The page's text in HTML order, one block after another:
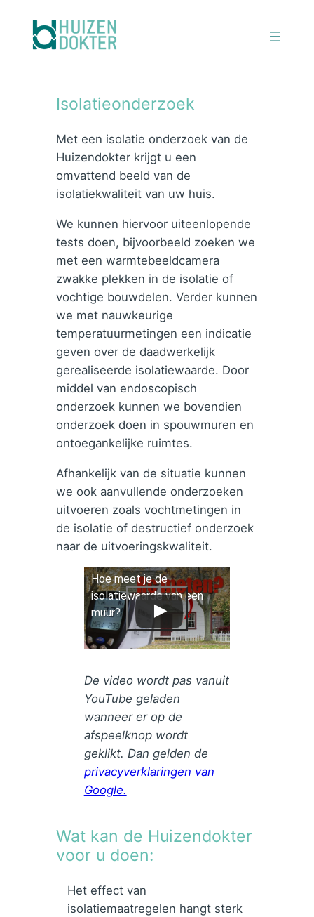
Isolatieonderzoek
Met een isolatie onderzoek van de
Huizendokter krijgt u een
omvattend beeld van de
isolatiekwaliteit van uw huis.
We kunnen hiervoor uiteenlopende
tests doen, bijvoorbeeld zoeken we
met een warmtebeeldcamera
zwakke plekken in de isolatie of
vochtige bouwdelen. Verder kunnen
we met nauwkeurige
temperatuurmetingen een indicatie
geven over de daadwerkelijk
gerealiseerde isolatiewaarde. Door
middel van endoscopisch
onderzoek kunnen we bovendien
onderzoek doen in spouwmuren en
ontoegankelijke ruimtes.
Afhankelijk van de situatie kunnen
we ook aanvullende onderzoeken
uitvoeren zoals vochtmetingen in
de isolatie of destructief onderzoek
naar de uitvoeringskwaliteit.
Hoe meet je de
isolatiewaarde van een
muur?
De video wordt pas vanuit
YouTube geladen
wanneer er op de
afspeelknop wordt
geklikt. Dan gelden de
privacyverklaringen van
Google.
Wat kan de Huizendokter
voor u doen:
Het effect van
isolatiemaatregelen hangt sterk